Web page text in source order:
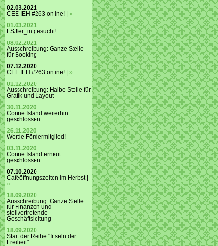
02.03.2021
CEE IEH #263 online! | »
01.03.2021
FSJler_in gesucht!
08.02.2021
Ausschreibung: Ganze Stelle
für Booking
07.12.2020
CEE IEH #263 online! | »
01.12.2020
Ausschreibung: Halbe Stelle für
Grafik und Layout
30.11.2020
Conne Island weiterhin
geschlossen
26.11.2020
Werde Fördermitglied!
03.11.2020
Conne Island erneut
geschlossen
07.10.2020
Caféöffnungszeiten im Herbst |
»
18.09.2020
Ausschreibung: Ganze Stelle
für Finanzen und
stellvertretende
Geschäftsleitung
18.09.2020
Start der Reihe "Inseln der
Freiheit"